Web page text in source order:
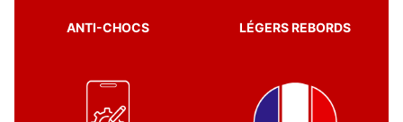
ANTI-CHOCS LÉGERS REBORDS